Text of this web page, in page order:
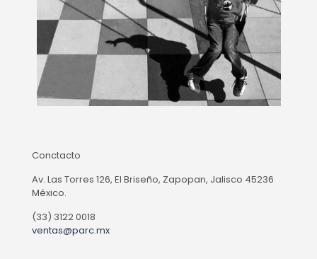
Conctacto
Av. Las Torres 126, El Briseño, Zapopan, Jalisco 45236
México.
(33) 3122 0018
ventas@parc.mx